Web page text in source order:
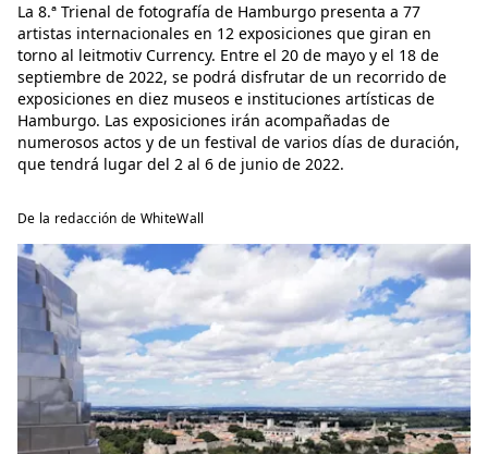
La 8.ª Trienal de fotografía de Hamburgo presenta a 77
artistas internacionales en 12 exposiciones que giran en
torno al leitmotiv Currency. Entre el 20 de mayo y el 18 de
septiembre de 2022, se podrá disfrutar de un recorrido de
exposiciones en diez museos e instituciones artísticas de
Hamburgo. Las exposiciones irán acompañadas de
numerosos actos y de un festival de varios días de duración,
que tendrá lugar del 2 al 6 de junio de 2022.
De la redacción de WhiteWall